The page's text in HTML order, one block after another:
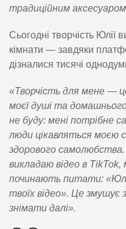
традиційним
Сьогодні творчість Юлії
кімнати — завдяки
дізналися тисячі
«Творчість для мене —
моєї душі та
не буду: мені потрібне
люди цікавляться моєю
здорового
викладаю відео в TikTok,
починають питати:
твоїх відео». Це змушує
знімати далі».